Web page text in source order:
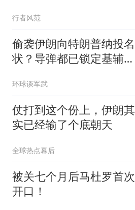
行者风范
偷袭伊朗向特朗普纳投名
状？导弹都已锁定基辅才
豪赌到底有多疯？
环球谈军武
仗打到这个份上，伊朗其
实已经输了个底朝天
全球热点幕后
被关七个月后马杜罗首次
开口！